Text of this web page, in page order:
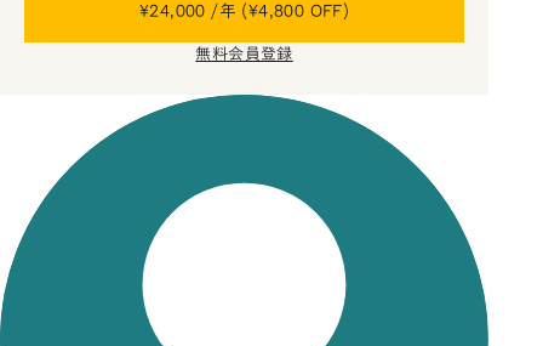
¥24,000 /年 (¥4,800 OFF)
無料会員登録